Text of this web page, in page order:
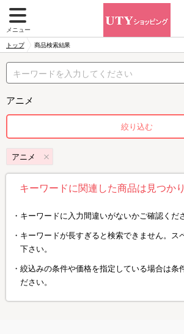
メニュー
トップ 商品検索結果
アニメ
絞り込む
アニメ
キーワードに関連した商品は見つか
キーワードに入力間違いがないかご確認くだ
キーワードが長すぎると検索できません。ス
下さい。
絞込みの条件や価格を指定している場合は条
ださい。